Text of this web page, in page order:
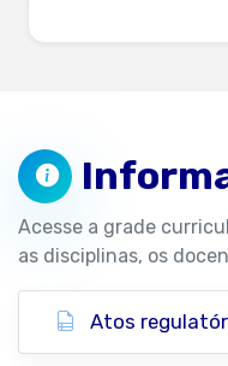
Acesse a grade
as disciplinas, os
Atos